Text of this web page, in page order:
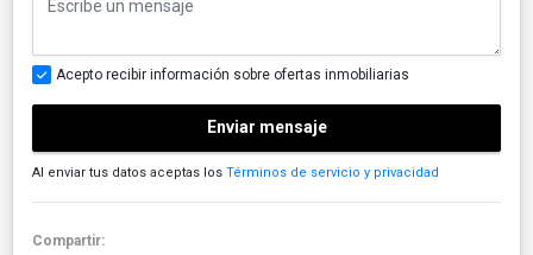
Acepto recibir información sobre ofertas inmobiliarias
Enviar mensaje
Al enviar tus datos aceptas los Términos de servicio y privacidad
Compartir: